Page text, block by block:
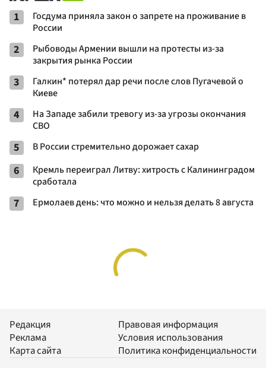
1
Госдума приняла закон о запрете на проживание в
России
2
Рыбоводы Армении вышли на протесты из-за
закрытия рынка России
3
Галкин* потерял дар речи после слов Пугачевой о
Киеве
4
На Западе забили тревогу из-за угрозы окончания
СВО
5 В России стремительно дорожает сахар
6
Кремль переиграл Литву: хитрость с Калининградом
сработала
7 Ермолаев день: что можно и нельзя делать 8 августа
Редакция
Реклама
Карта сайта
Правовая информация
Условия использования
Политика конфиденциальности